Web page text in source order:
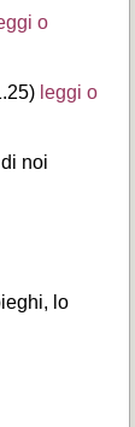
o
leggi o
noi
lo